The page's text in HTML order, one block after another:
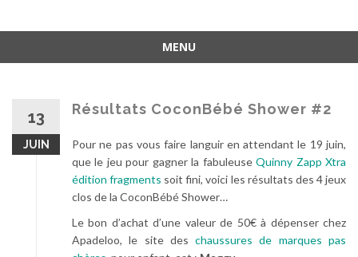
MENU
13
JUIN
Résultats CoconBébé Shower #2
Pour ne pas vous faire languir en attendant le 19 juin,
que le jeu pour gagner la fabuleuseQuinny Zapp Xtra
édition fragments soit fini, voici les résultats des 4 jeux
clos de la CoconBébé Shower…
Le bon d’achat d’une valeur de 50€ à dépenser chez
Apadeloo, le site deschaussures de marques pas